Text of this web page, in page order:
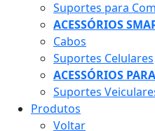
Suportes para
ACESSÓRIOS
Cabos
Suportes Celulares
ACESSÓRIOS
Suportes
Produtos
Voltar